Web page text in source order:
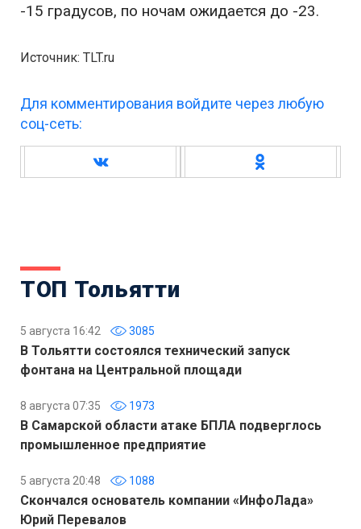
-15 градусов, по ночам ожидается до -23.
Источник: TLT.ru
Для комментирования войдите через любую
соц-сеть:
ТОП Тольятти
5 августа 16:42 3085
В Тольятти состоялся технический запуск
фонтана на Центральной площади
8 августа 07:35 1973
В Самарской области атаке БПЛА подверглось
промышленное предприятие
5 августа 20:48 1088
Скончался основатель компании «ИнфоЛада»
Юрий Перевалов